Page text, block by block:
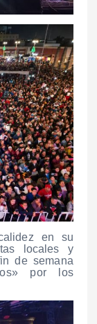
en su
locales y
de semana
por los